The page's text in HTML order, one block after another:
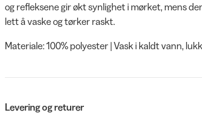
og refleksene gir økt synlighet i mørket, mens
lett å vaske og tørker raskt.
Materiale: 100% polyester | Vask i kaldt vann,
Levering og returer